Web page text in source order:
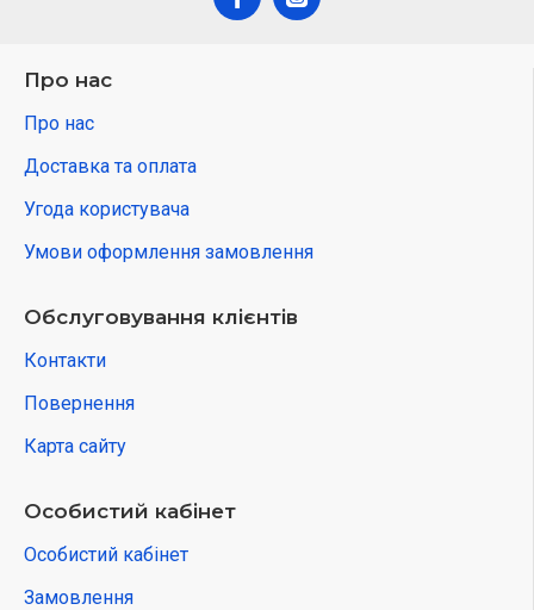
Про нас
Про нас
Доставка та оплата
Угода користувача
Умови оформлення замовлення
Обслуговування клієнтів
Контакти
Повернення
Карта сайту
Особистий кабінет
Особистий кабінет
Замовлення